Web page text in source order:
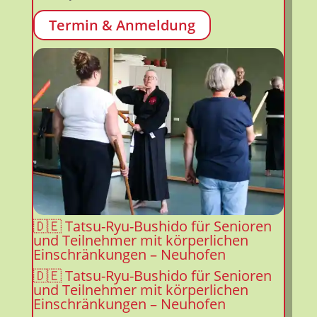
🇩🇪 Tatsu-Ryu-Bushido für Kinder 5-9
Jahren – KIDS1 – in Limburgerhof – Kein
Probetraining!
🇩🇪 Tatsu-Ryu-Bushido für Kinder 5-9
Jahren – KIDS1 – in Limburgerhof – Kein
Probetraining!
12. August 2026@ 17:30- 18:25 beim 🇩🇪 Carl-
Bosch-Gymnastikhalle-Limburgerhof
durch 🇩🇪
Tatsu-Ryu-Bushido Limburgerhof e.V.|
Angebote-
Kinder
DOJO-TRB-Limburgerhof 🇩🇪,TRB-Indoor
(Hallentraining)
Termin & Anmeldung
🇩🇪 Tatsu-Ryu-Bushido für Senioren
und Teilnehmer mit körperlichen
Einschränkungen – Neuhofen
🇩🇪 Tatsu-Ryu-Bushido für Senioren
und Teilnehmer mit körperlichen
Einschränkungen – Neuhofen